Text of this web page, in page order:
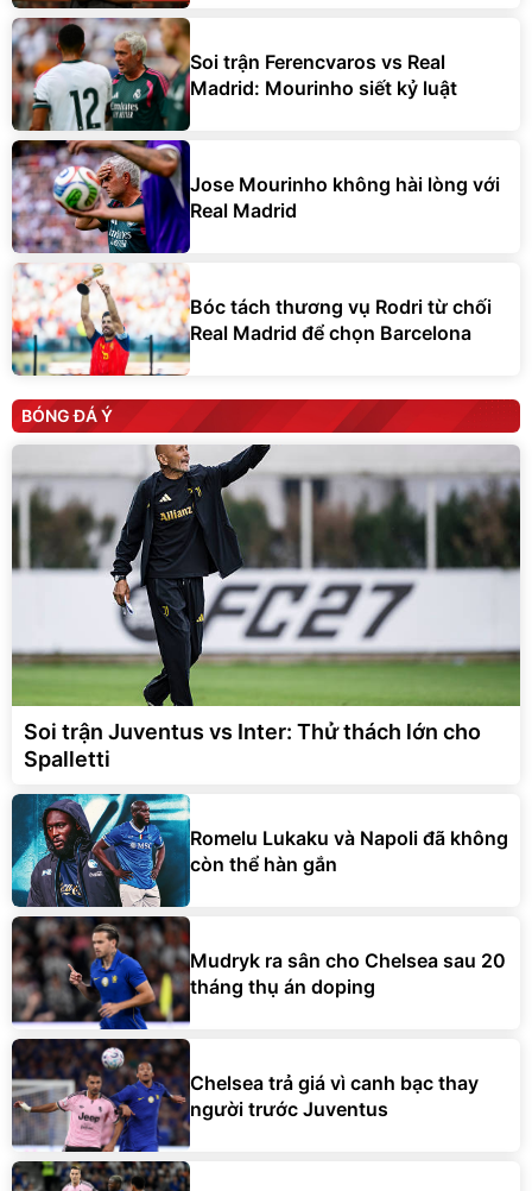
Soi trận Ferencvaros vs Real
Madrid: Mourinho siết kỷ luật
Jose Mourinho không hài lòng với
Real Madrid
Bóc tách thương vụ Rodri từ chối
Real Madrid để chọn Barcelona
BÓNG ĐÁ Ý
Soi trận Juventus vs Inter: Thử thách lớn cho
Spalletti
Romelu Lukaku và Napoli đã không
còn thể hàn gắn
Mudryk ra sân cho Chelsea sau 20
tháng thụ án doping
Chelsea trả giá vì canh bạc thay
người trước Juventus